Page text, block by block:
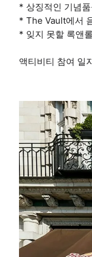
* 상징적인 기념
* The Vault에서
* 잊지 못할 록앤
액티비티 참여 일